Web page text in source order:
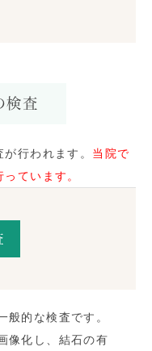
検査
行われます。 当院で
ています。
般的な検査です。
像化し、結石の有